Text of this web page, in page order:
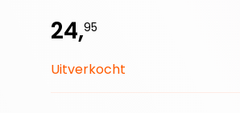
24,95
Uitverkocht